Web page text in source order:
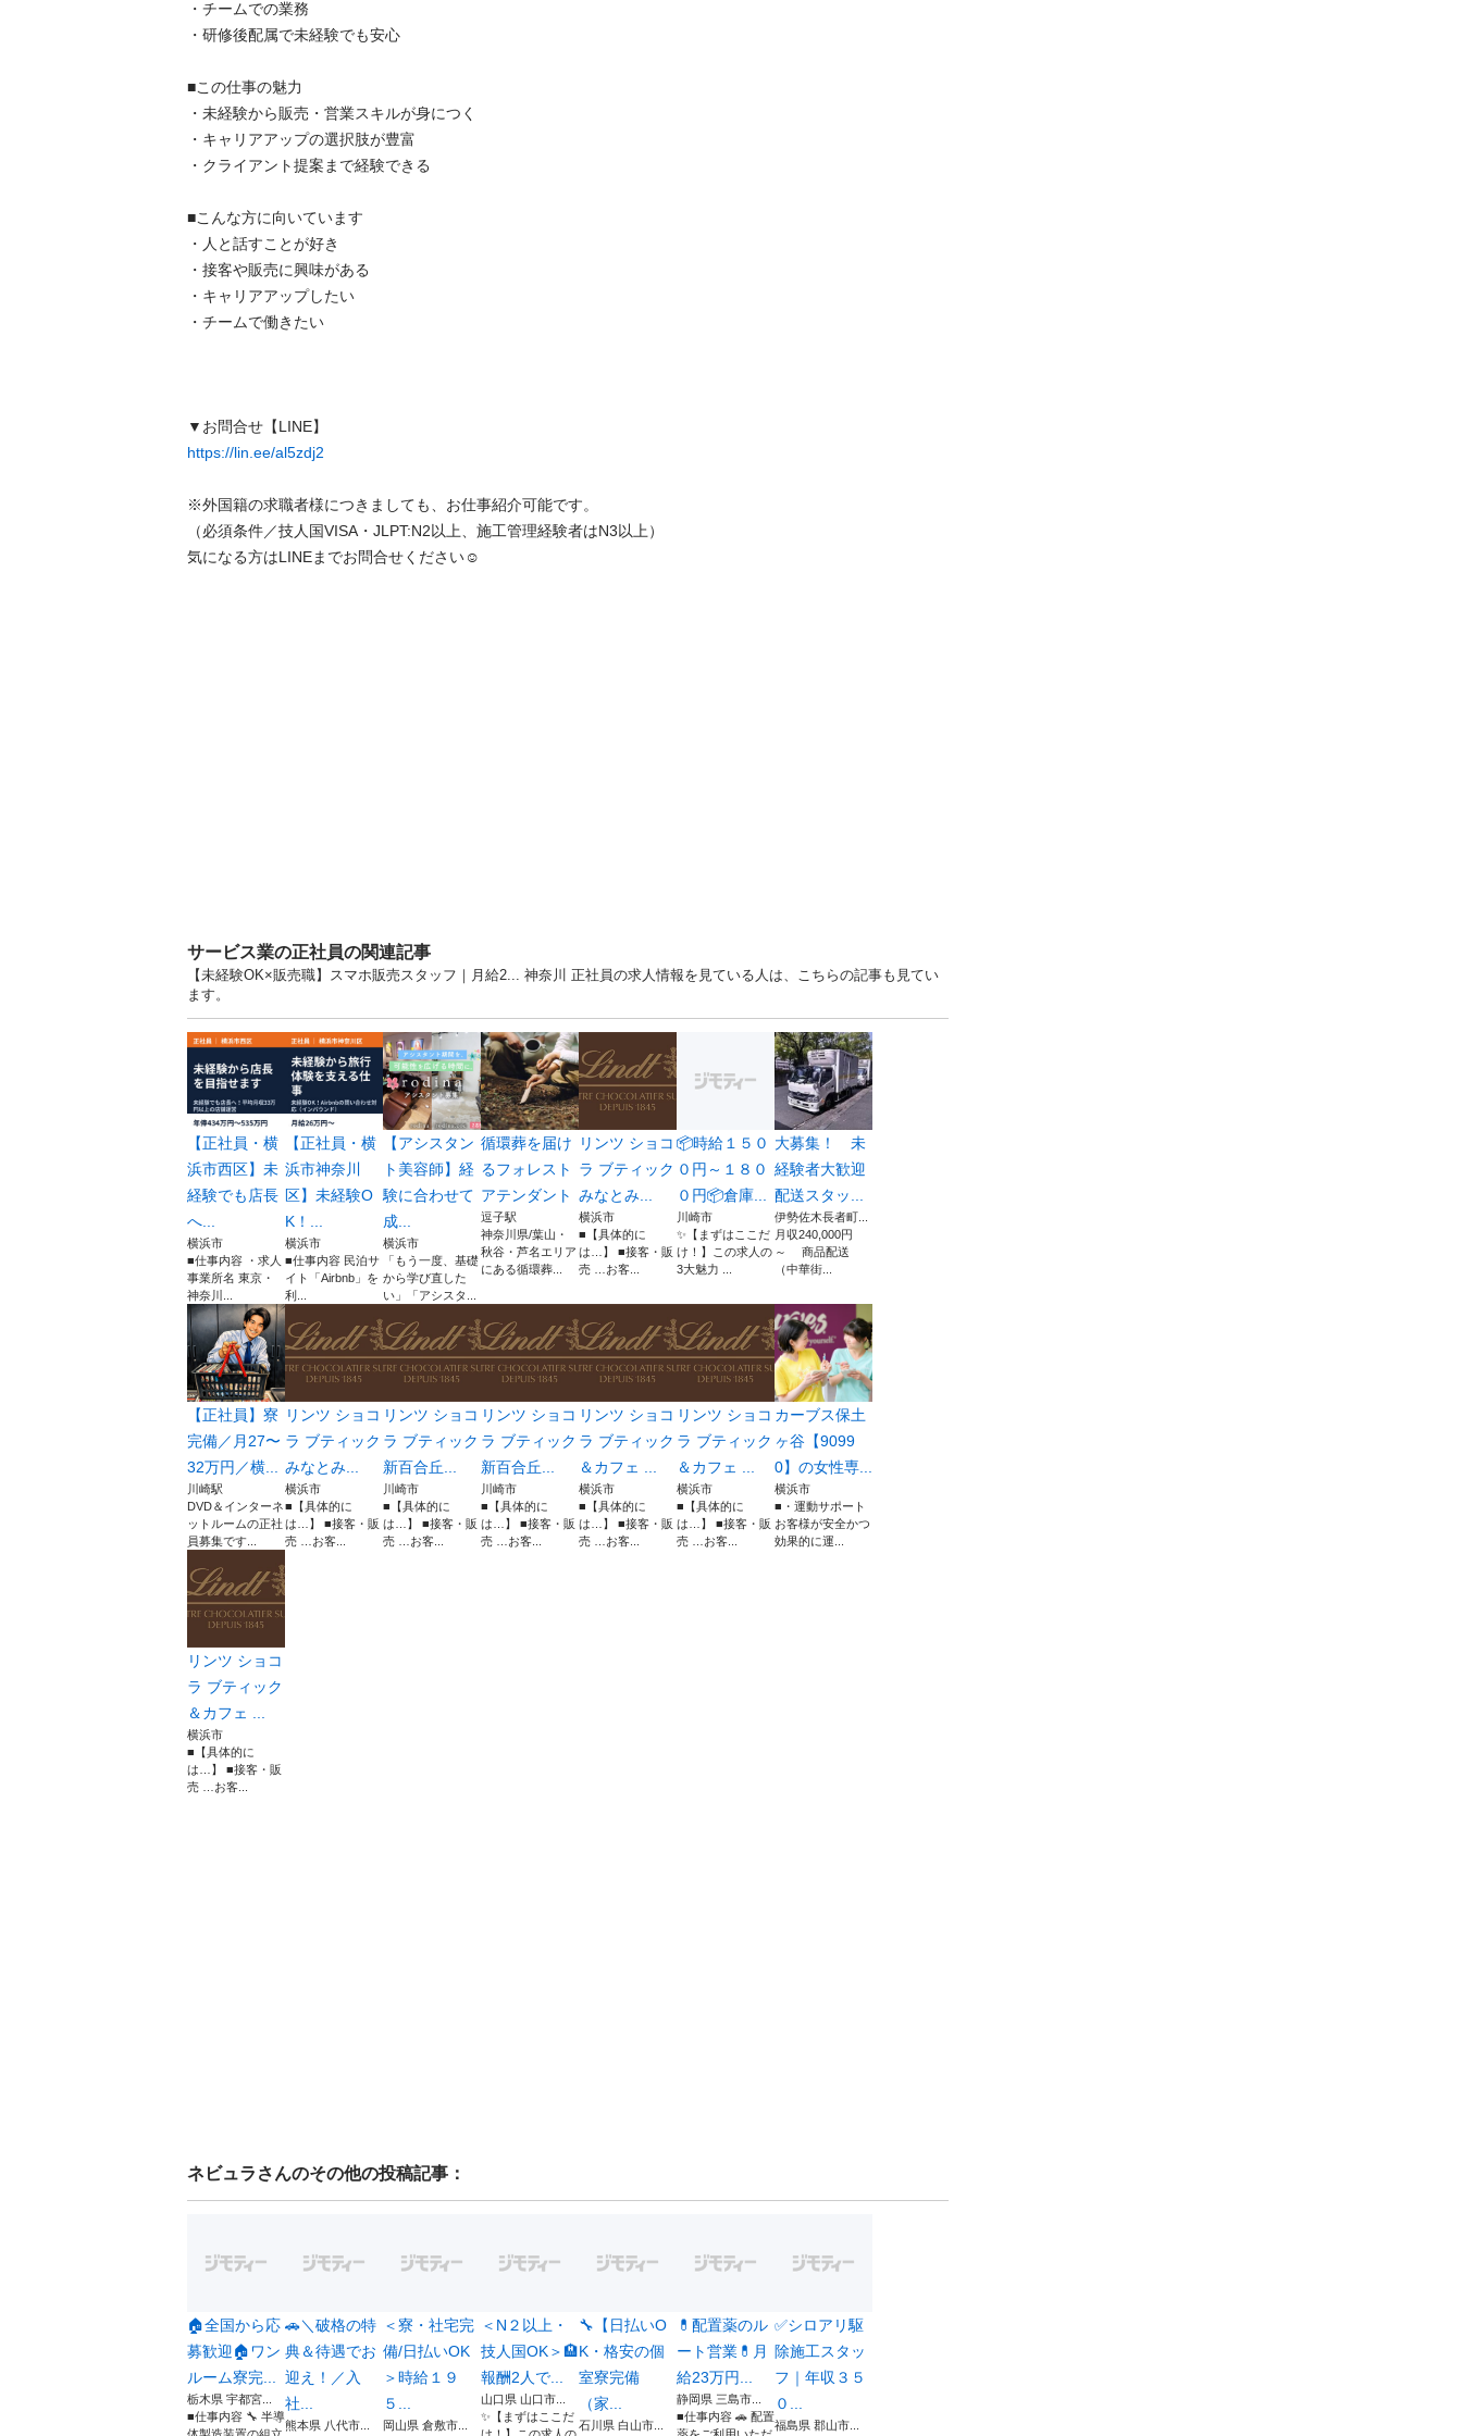
・チームでの業務
・研修後配属で未経験でも安心
■この仕事の魅力
・未経験から販売・営業スキルが身につく
・キャリアアップの選択肢が豊富
・クライアント提案まで経験できる
■こんな方に向いています
・人と話すことが好き
・接客や販売に興味がある
・キャリアアップしたい
・チームで働きたい
https://lin.ee/al5zdj2
※外国籍の求職者様につきましても、お仕事紹介可能です。
（必須条件／技人国VISA・JLPT:N2以上、施工管理経験者はN3以上）
気になる方はLINEまでお問合せください☺️
サービス業の正社員の関連記事
【未経験OK×販売職】スマホ販売スタッフ｜月給2... 神奈川 正社員の求人情報を見ている人は、こちらの記事も見てい
ます。
【正社員・横
浜市西区】未
経験でも店長
へ...
横浜市
■仕事内容 ・求人
事業所名 東京・
神奈川...
【正社員・横
浜市神奈川
区】未経験O
K！...
横浜市
■仕事内容 民泊サ
イト「Airbnb」を
利...
【アシスタン
ト美容師】経
験に合わせて
成...
横浜市
「もう一度、基礎
から学び直した
い」「アシスタ...
循環葬を届け
るフォレスト
アテンダント
逗子駅
神奈川県/葉山・
秋谷・芦名エリア
にある循環葬...
リンツ ショコ
ラ ブティック
みなとみ...
横浜市
■【具体的に
は…】 ■接客・販
売 …お客...
📦時給１５０
０円～１８０
０円📦倉庫...
川崎市
✨【まずはここだ
け！】この求人の
3大魅力 ...
大募集！ 未
経験者大歓迎
配送スタッ...
伊勢佐木長者町...
月収240,000円
～ 商品配送
（中華街...
【正社員】寮
完備／月27〜
32万円／横...
川崎駅
DVD＆インターネ
ットルームの正社
員募集です...
リンツ ショコ
ラ ブティック
みなとみ...
横浜市
■【具体的に
は…】 ■接客・販
売 …お客...
リンツ ショコ
ラ ブティック
新百合丘...
川崎市
■【具体的に
は…】 ■接客・販
売 …お客...
リンツ ショコ
ラ ブティック
新百合丘...
川崎市
■【具体的に
は…】 ■接客・販
売 …お客...
リンツ ショコ
ラ ブティック
＆カフェ ...
横浜市
■【具体的に
は…】 ■接客・販
売 …お客...
リンツ ショコ
ラ ブティック
＆カフェ ...
横浜市
■【具体的に
は…】 ■接客・販
売 …お客...
カーブス保土
ヶ谷【9099
0】の女性専...
横浜市
■・運動サポート
お客様が安全かつ
効果的に運...
リンツ ショコ
ラ ブティック
＆カフェ ...
横浜市
■【具体的に
は…】 ■接客・販
売 …お客...
ネビュラ さんのその他の投稿記事：
🏠全国から応
募歓迎🏠ワン
ルーム寮完...
栃木県 宇都宮...
■仕事内容 🔧 半導
🚗＼破格の特
典＆待遇でお
迎え！／入
社...
熊本県 八代市...
＜寮・社宅完
備/日払いOK
＞時給１９
５...
岡山県 倉敷市...
＜N２以上・
技人国OK＞🏨
報酬2人で...
山口県 山口市...
✨【まずはここだ
🔧【日払いO
K・格安の個
室寮完備
（家...
石川県 白山市...
💊配置薬のル
ート営業💊月
給23万円...
静岡県 三島市...
■仕事内容 🚗 配置
✅シロアリ駆
除施工スタッ
フ｜年収３５
０...
福島県 郡山市...